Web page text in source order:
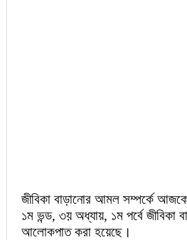
জীবিকা বাড়ানোর আমল সম্পর্কে
১ম ভন্ড, ৩য় অধ্যায়, ১ম পর্বে জীবিকা
আলোকপাত করা হয়েছে।